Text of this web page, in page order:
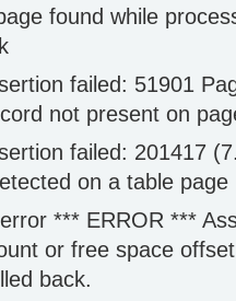
found while
failed: 51901
not present on
failed: 201417
on a table page
*** ERROR ***
or free space
back.